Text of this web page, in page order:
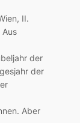
II.
der
der
Aber